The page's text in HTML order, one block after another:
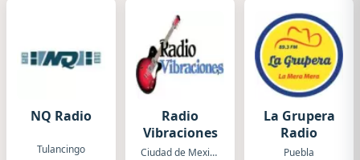
NQ Radio
Tulancingo
Radio
Vibraciones
Ciudad de Mexico
La Grupera
Radio
Puebla